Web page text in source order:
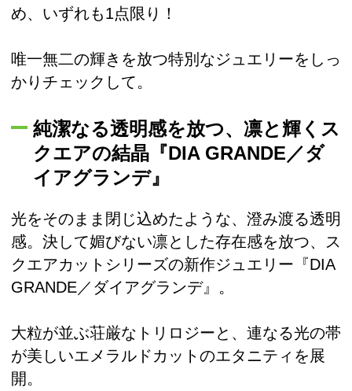
め、いずれも1点限り！
唯一無二の輝きを放つ特別なジュエリーをしっ
かりチェックして。
純潔なる透明感を放つ、凛と輝くス
クエアの結晶『DIA GRANDE／ダ
イアグランデ』
光をそのまま閉じ込めたような、澄み渡る透明
感。決して媚びない凛とした存在感を放つ、ス
クエアカットシリーズの新作ジュエリー『DIA
GRANDE／ダイアグランデ』。
大粒が並ぶ荘厳なトリロジーと、連なる光の帯
が美しいエメラルドカットのエタニティを展
開。